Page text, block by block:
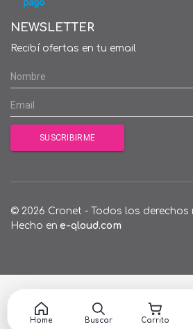
NEWSLETTER
Recibí ofertas en tu email
© 2026 Cronet - Todos los derechos
Hecho en e-qloud.com
Home Buscar Carrito